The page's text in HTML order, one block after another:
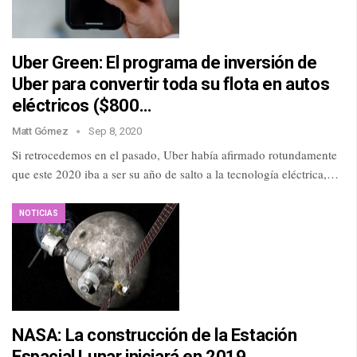
Uber Green: El programa de inversión de
Uber para convertir toda su flota en autos
eléctricos ($800…
Matt Gómez Sep 8, 2020
Si retrocedemos en el pasado, Uber había afirmado rotundamente
que este 2020 iba a ser su año de salto a la tecnología eléctrica,…
NOTICIAS
NASA: La construcción de la Estación